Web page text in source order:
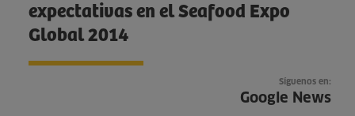
expectativas en el Seafood Expo
Global 2014
Síguenos en:
Google News